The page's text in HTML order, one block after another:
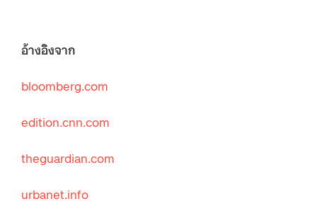
อ้างอิงจาก
bloomberg.com
edition.cnn.com
theguardian.com
urbanet.info